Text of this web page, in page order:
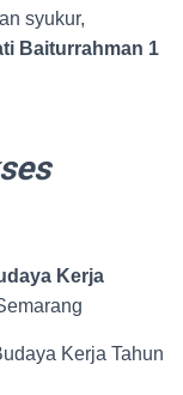
syukur,
Baiturrahman 1
Kerja
Kerja Tahun